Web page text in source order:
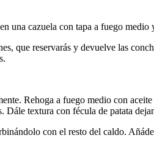
una cazuela con tapa a fuego
que reservarás y devuelve las
Rehoga a fuego medio con
Dále textura con fécula de patata
con el resto del caldo.